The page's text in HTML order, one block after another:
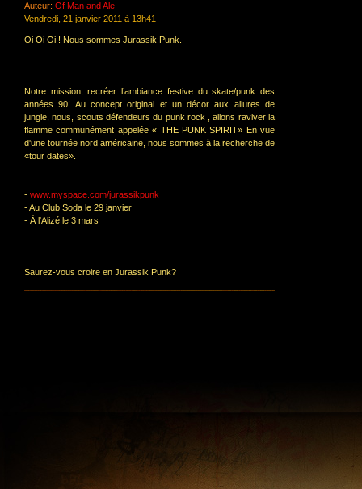
Auteur: Of Man and Ale
Vendredi, 21 janvier 2011 à 13h41
Oi Oi Oi ! Nous sommes Jurassik Punk.
Notre mission; recréer l’ambiance festive du skate/punk des
années 90! Au concept original et un décor aux allures de
jungle, nous, scouts défendeurs du punk rock , allons raviver la
flamme communément appelée « THE PUNK SPIRIT» En vue
d'une tournée nord américaine, nous sommes à la recherche de
«tour dates».
- www.myspace.com/jurassikpunk
- Au Club Soda le 29 janvier
- À l'Alizé le 3 mars
Saurez-vous croire en Jurassik Punk?